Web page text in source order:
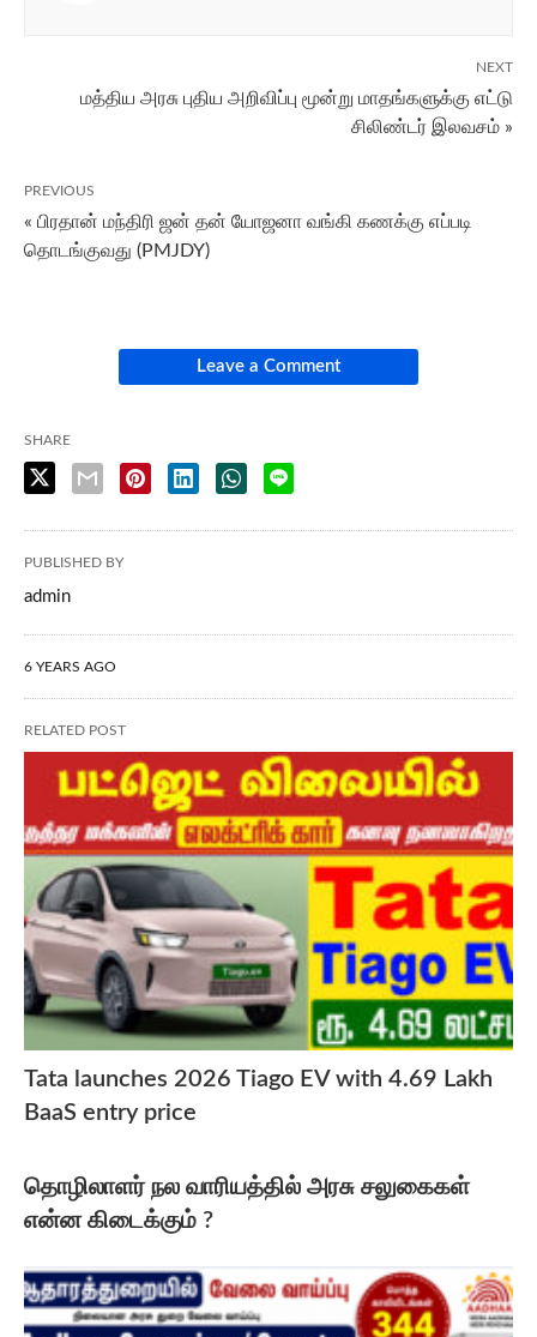
NEXT
மத்திய அரசு புதிய அறிவிப்பு மூன்று மாதங்களுக்கு எட்டு
சிலிண்டர் இலவசம் »
PREVIOUS
« பிரதான் மந்திரி ஜன் தன் யோஜனா வங்கி கணக்கு எப்படி
தொடங்குவது (PMJDY)
Leave a Comment
SHARE
PUBLISHED BY
admin
6 YEARS AGO
RELATED POST
Tata launches 2026 Tiago EV with 4.69 Lakh
BaaS entry price
தொழிலாளர் நல வாரியத்தில் அரசு சலுகைகள்
என்ன கிடைக்கும் ?